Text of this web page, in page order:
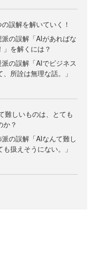
誤解を解いていく！
の誤解「AIがあればな
」を解くには？
の誤解「AIでビジネス
所詮は無理な話。」
難しいものは、とても
か？
の誤解「AIなんて難し
扱えそうにない。」